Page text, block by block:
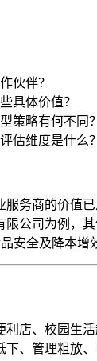
伙伴？
具体价值？
策略有何不同？
估维度是什么？
务商的价值
公司为例，
安全及降本
店、校园生
、管理粗放、